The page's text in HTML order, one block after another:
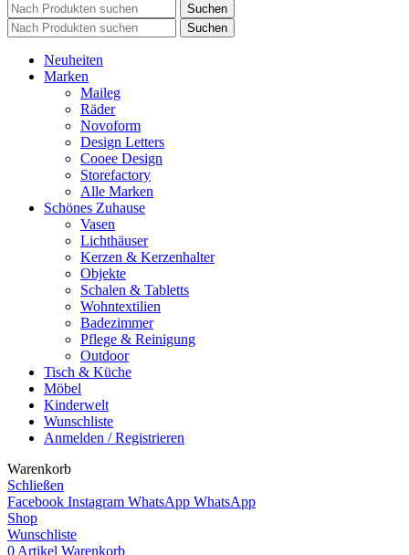
Suchen
Suchen
Neuheiten
Marken
Maileg
Räder
Novoform
Design Letters
Cooee Design
Storefactory
Alle Marken
Schönes Zuhause
Vasen
Lichthäuser
Kerzen & Kerzenhalter
Objekte
Schalen & Tabletts
Wohntextilien
Badezimmer
Pflege & Reinigung
Outdoor
Tisch & Küche
Möbel
Kinderwelt
Wunschliste
Anmelden / Registrieren
Warenkorb
Schließen
Facebook Instagram WhatsApp WhatsApp
Shop
Wunschliste
0 Artikel Warenkorb